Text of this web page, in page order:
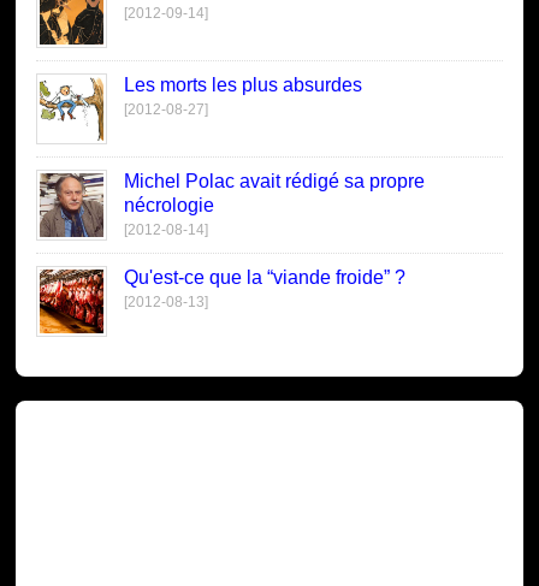
[2012-09-14]
Les morts les plus absurdes
[2012-08-27]
Michel Polac avait rédigé sa propre
nécrologie
[2012-08-14]
Qu'est-ce que la “viande froide” ?
[2012-08-13]